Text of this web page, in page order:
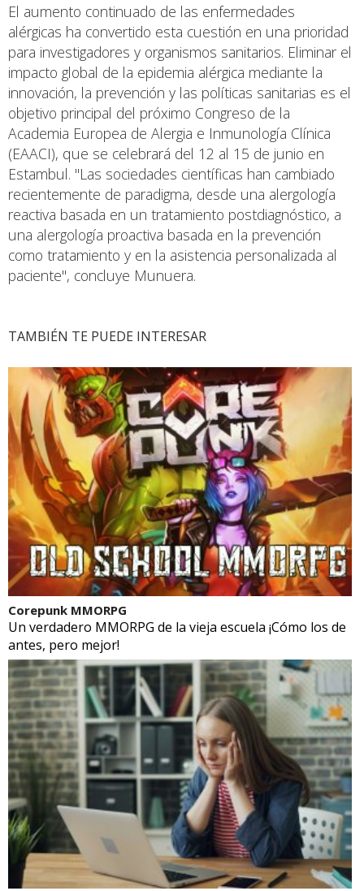
El aumento continuado de las enfermedades
alérgicas ha convertido esta cuestión en una prioridad
para investigadores y organismos sanitarios. Eliminar el
impacto global de la epidemia alérgica mediante la
innovación, la prevención y las políticas sanitarias es el
objetivo principal del próximo Congreso de la
Academia Europea de Alergia e Inmunología Clínica
(EAACI), que se celebrará del 12 al 15 de junio en
Estambul. "Las sociedades científicas han cambiado
recientemente de paradigma, desde una alergología
reactiva basada en un tratamiento postdiagnóstico, a
una alergología proactiva basada en la prevención
como tratamiento y en la asistencia personalizada al
paciente", concluye Munuera.
TAMBIÉN TE PUEDE INTERESAR
Corepunk MMORPG
Un verdadero MMORPG de la vieja escuela ¡Cómo los de
antes, pero mejor!